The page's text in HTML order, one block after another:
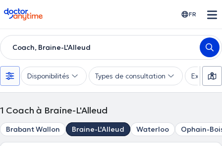
doctoranytime FR
Coach, Braine-L'Alleud
Disponibilités Types de consultation Expertise
1 Coach à Braine-L'Alleud
Brabant Wallon Braine-L'Alleud Waterloo Ophain-